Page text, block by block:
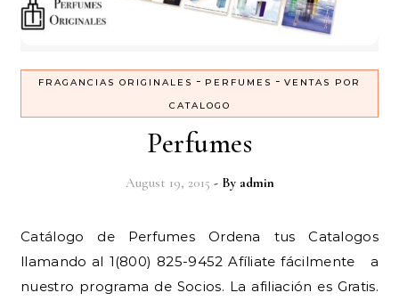
FRAGANCIAS ORIGINALES - PERFUMES - VENTAS POR
CATALOGO
Perfumes
August 19, 2015 - By admin
Catálogo de Perfumes Ordena tus Catalogos
llamando al 1(800) 825-9452 Afíliate fácilmente a
nuestro programa de Socios. La afiliación es Gratis.